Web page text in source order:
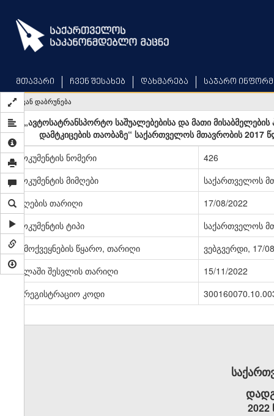
main
content
მთავარი ჩვენ შესახებ დახმარება საჯარო
უკან დაბრუნება
„ავტოსატრანსპორტო საშუალებებისა და მათი
დამტკიცების თაობაზე“ საქართველოს მთავრობის 2017
დოკუმენტის ნომერი
426
დოკუმენტის მიმღები
საქართველოს
მიღების თარიღი
17/08/2022
დოკუმენტის ტიპი
საქართველოს
გამოქვეყნების წყარო, თარიღი
ვებგვერდი, 17/
ძალაში შესვლის თარიღი
15/11/2022
სარეგისტრაციო კოდი
2022